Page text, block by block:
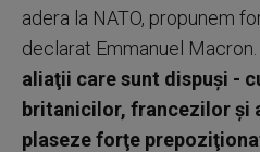
adera la NATO, propunem
declarat Emmanuel Macron.
aliaţii care sunt dispuşi -
britanicilor, francezilor şi
plaseze forţe